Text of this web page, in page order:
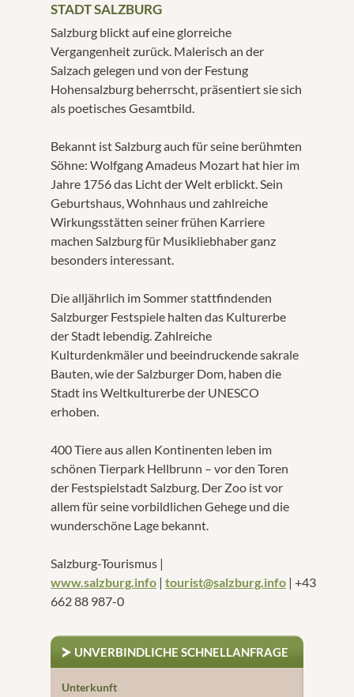
STADT SALZBURG
Salzburg blickt auf eine glorreiche
Vergangenheit zurück. Malerisch an der
Salzach gelegen und von der Festung
Hohensalzburg beherrscht, präsentiert sie sich
als poetisches Gesamtbild.
Bekannt ist Salzburg auch für seine berühmten
Söhne: Wolfgang Amadeus Mozart hat hier im
Jahre 1756 das Licht der Welt erblickt. Sein
Geburtshaus, Wohnhaus und zahlreiche
Wirkungsstätten seiner frühen Karriere
machen Salzburg für Musikliebhaber ganz
besonders interessant.
Die alljährlich im Sommer stattfindenden
Salzburger Festspiele halten das Kulturerbe
der Stadt lebendig. Zahlreiche
Kulturdenkmäler und beeindruckende sakrale
Bauten, wie der Salzburger Dom, haben die
Stadt ins Weltkulturerbe der UNESCO
erhoben.
400 Tiere aus allen Kontinenten leben im
schönen Tierpark Hellbrunn – vor den Toren
der Festspielstadt Salzburg. Der Zoo ist vor
allem für seine vorbildlichen Gehege und die
wunderschöne Lage bekannt.
Salzburg-Tourismus |
www.salzburg.info | tourist@salzburg.info | +43
662 88 987-0
UNVERBINDLICHE SCHNELLANFRAGE
Unterkunft